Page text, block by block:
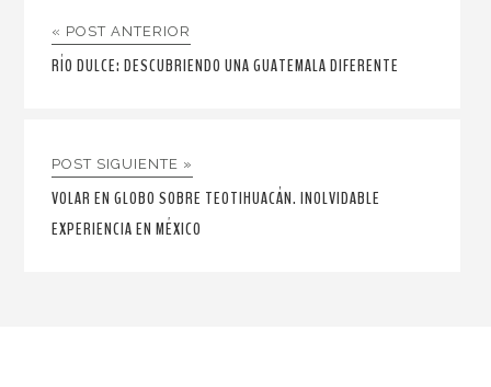
« POST ANTERIOR
RÍO DULCE: DESCUBRIENDO UNA GUATEMALA DIFERENTE
POST SIGUIENTE »
VOLAR EN GLOBO SOBRE TEOTIHUACÁN. INOLVIDABLE
EXPERIENCIA EN MÉXICO